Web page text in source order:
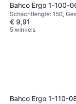
Bahco Ergo 1-100-
Schachtlengte: 150,
€ 9,91
5 winkels
Bahco Ergo 1-110-